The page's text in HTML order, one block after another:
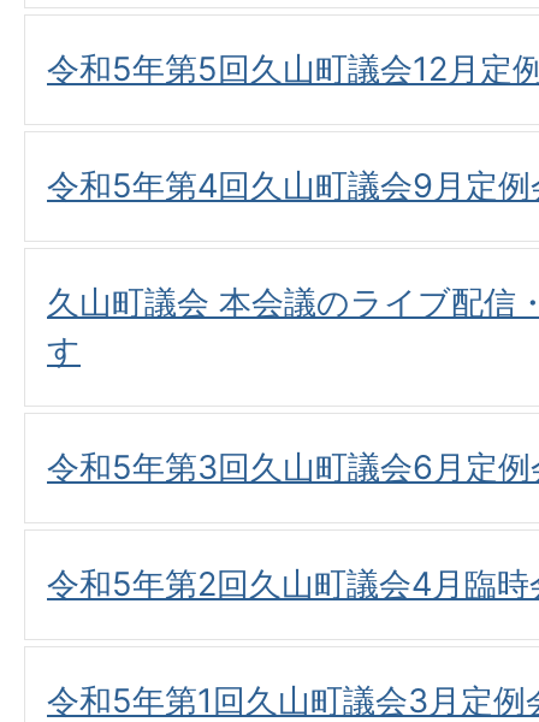
令和5年第5回久山町議会12月定
令和5年第4回久山町議会9月定
久山町議会 本会議のライブ配信
す
令和5年第3回久山町議会6月定
令和5年第2回久山町議会4月臨
令和5年第1回久山町議会3月定